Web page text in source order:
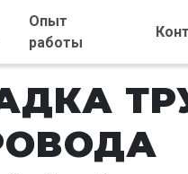
Опыт
работы